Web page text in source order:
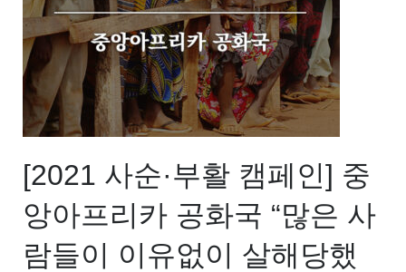
[2021 사순·부활 캠페인] 중
앙아프리카 공화국 “많은 사
람들이 이유없이 살해당했